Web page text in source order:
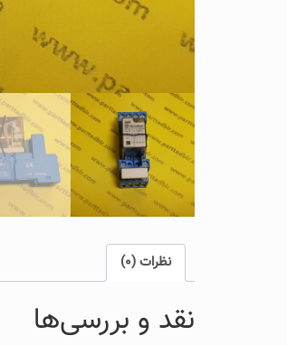
نظرات (0)
نقد و بررسی‌ها